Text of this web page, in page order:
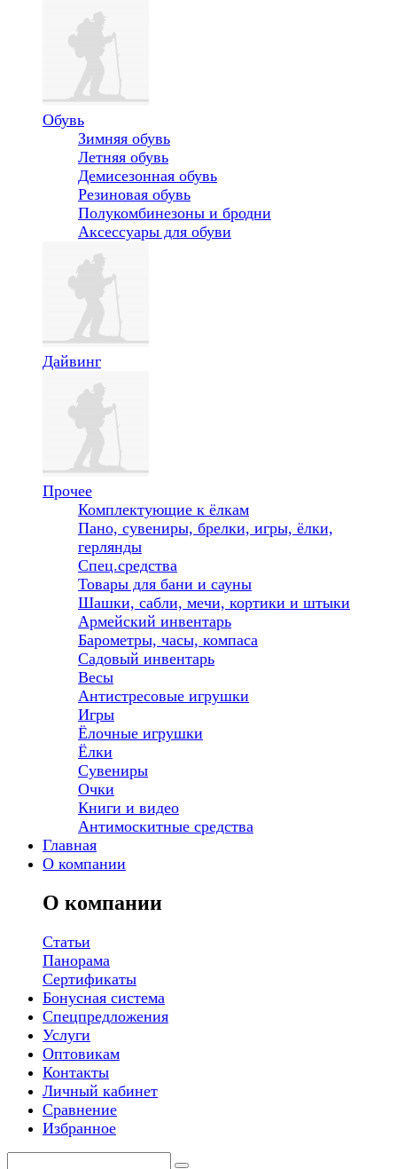
Обувь
Зимняя обувь
Летняя обувь
Демисезонная обувь
Резиновая обувь
Полукомбинезоны и бродни
Аксессуары для обуви
Дайвинг
Прочее
Комплектующие к ёлкам
Пано, сувениры, брелки, игры, ёлки,
герлянды
Спец.средства
Товары для бани и сауны
Шашки, сабли, мечи, кортики и штыки
Армейский инвентарь
Барометры, часы, компаса
Садовый инвентарь
Весы
Антистресовые игрушки
Игры
Ёлочные игрушки
Ёлки
Сувениры
Очки
Книги и видео
Антимоскитные средства
Главная
О компании
О компании
Статьи
Панорама
Сертификаты
Бонусная система
Спецпредложения
Услуги
Оптовикам
Контакты
Личный кабинет
Сравнение
Избранное